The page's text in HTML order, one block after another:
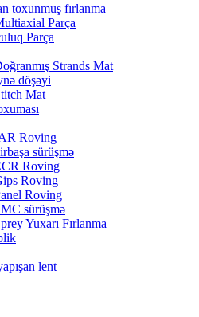
toxunmuş fırlanma
Parça
Parça
Strands Mat
döşəyi
Mat
Roving
sürüşmə
Roving
Roving
Roving
sürüşmə
Yuxarı Fırlanma
lent